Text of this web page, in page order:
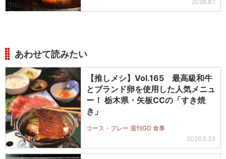
2026.8.1
あわせて読みたい
【推しメシ】Vol.165 最高級和牛
とブランド卵を使用した人気メニュ
ー！ 栃木県・矢板CCの「すき焼
き」
コース・プレー 週刊GD 食事
2026.5.23